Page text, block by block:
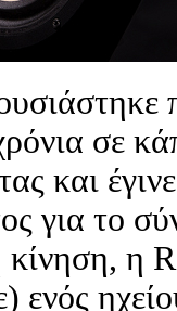
σε
και
για το
η
ενός